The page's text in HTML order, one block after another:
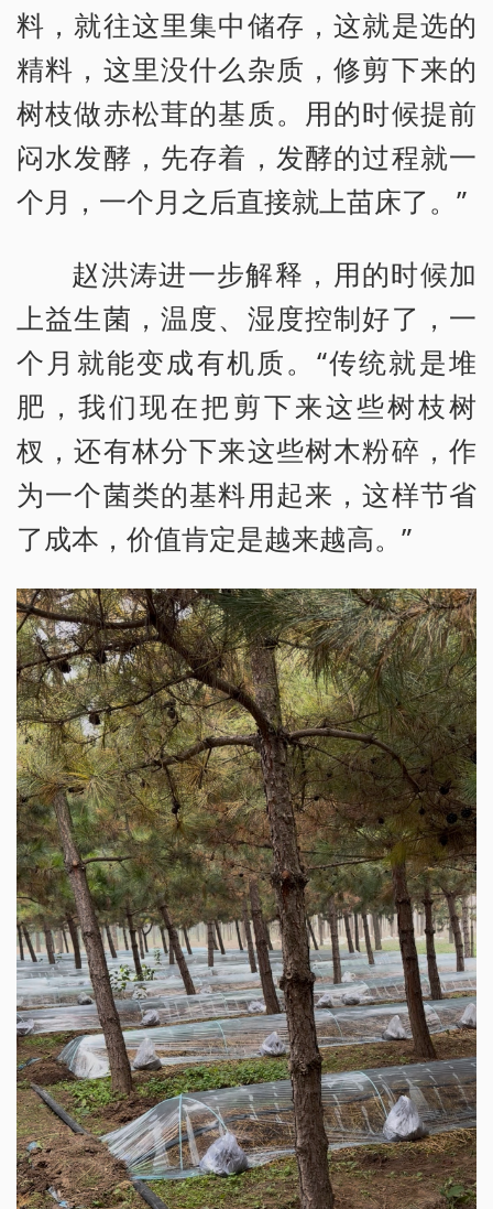
料，就往这里集中储存，这就是选的
精料，这里没什么杂质，修剪下来的
树枝做赤松茸的基质。用的时候提前
闷水发酵，先存着，发酵的过程就一
个月，一个月之后直接就上苗床了。”
赵洪涛进一步解释，用的时候加
上益生菌，温度、湿度控制好了，一
个月就能变成有机质。“传统就是堆
肥，我们现在把剪下来这些树枝树
杈，还有林分下来这些树木粉碎，作
为一个菌类的基料用起来，这样节省
了成本，价值肯定是越来越高。”